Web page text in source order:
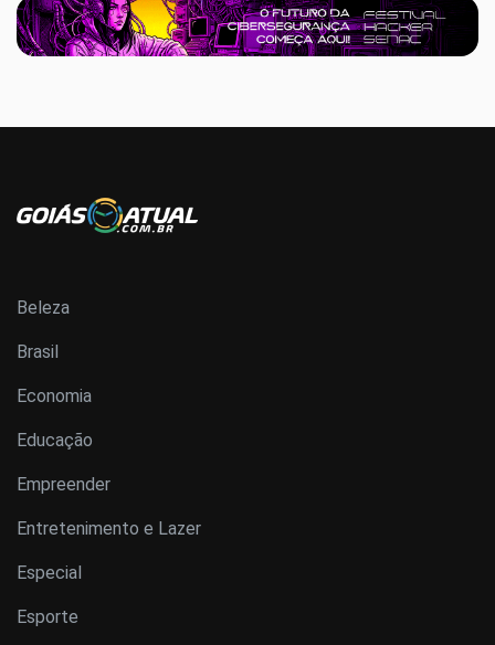
Beleza
Brasil
Economia
Educação
Empreender
Entretenimento e Lazer
Especial
Esporte